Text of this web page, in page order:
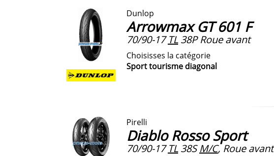
Dunlop
Arrowmax GT 601 F
70/90-17 TL38P Roue avant
Choisisses la catégorie
Sport tourisme diagonal
Pirelli
Diablo Rosso Sport
70/90-17 TL38S M/C, Roue avant